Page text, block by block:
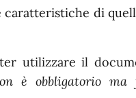
caratteristiche di
utilizzare il
è obbligatorio ma